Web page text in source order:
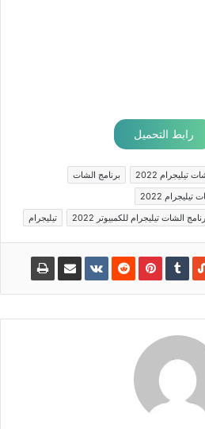
رابط التحميل
تيليجرام 2022
برنامج الشات
2022
الشات تيليجرام للكمبيوتر 2022 تيليجرام